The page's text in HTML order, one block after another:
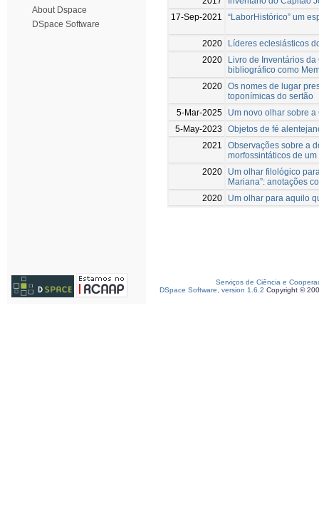
About Dspace
DSpace Software
17-Sep-2021
“LaborHistórico” um
2020
Líderes eclesiásticos
2020
Livro de Inventários
bibliográfico como
2020 Os nomes de lugar
toponímicas do sertão
5-Mar-2025
Um novo olhar sobre
5-May-2023
Objetos de fé
2021
Observações sobre a
morfossintáticos de
2020
Um olhar filológico
Mariana”: anotações
2020
Um olhar para aquilo
Serviços de Ciência e
DSpace Software, version 1.6.2 Copyright ©